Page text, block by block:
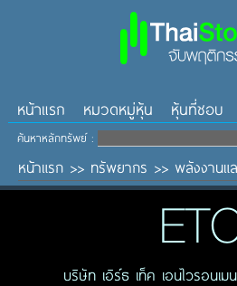
หน้าแรก หมวดหมู่หุ้น หุ้นที่ชอบ
ค้นหาหลักทรัพย์ :
หน้าแรก >> ทรัพยากร >> พลังงานแ
บริษัท เอิร์ธ เท็ค เอนไวรอนเ